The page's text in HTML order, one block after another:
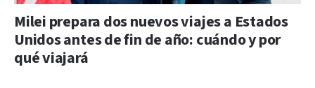
Milei prepara dos nuevos viajes a Estados
Unidos antes de fin de año: cuándo y por
qué viajará